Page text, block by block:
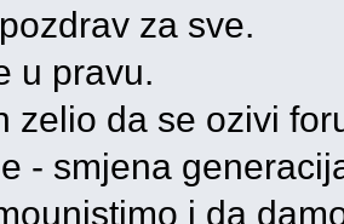
za sve.
u pravu.
zelio da se ozivi
- smjena
i da